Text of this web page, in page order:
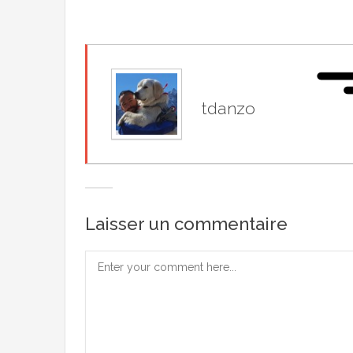
tdanzo
Laisser un commentaire